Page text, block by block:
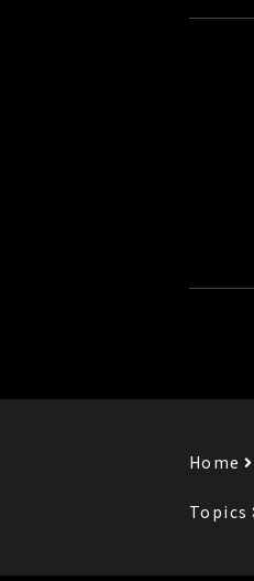
Home
Topics